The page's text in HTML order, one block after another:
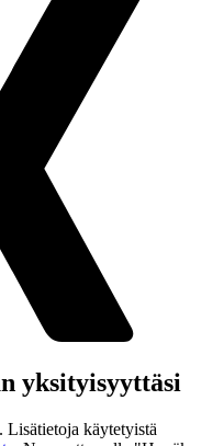
yksityisyyttäsi
Lisätietoja käytetyistä